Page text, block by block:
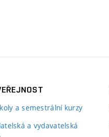
a semestrální kurzy
a vydavatelská